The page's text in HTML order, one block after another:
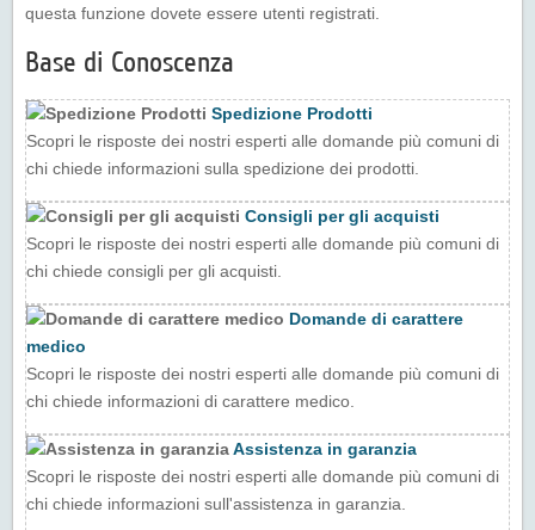
questa funzione dovete essere utenti registrati.
Base di Conoscenza
Spedizione Prodotti
Scopri le risposte dei nostri esperti alle domande più comuni di
chi chiede informazioni sulla spedizione dei prodotti.
Consigli per gli acquisti
Scopri le risposte dei nostri esperti alle domande più comuni di
chi chiede consigli per gli acquisti.
Domande di carattere
medico
Scopri le risposte dei nostri esperti alle domande più comuni di
chi chiede informazioni di carattere medico.
Assistenza in garanzia
Scopri le risposte dei nostri esperti alle domande più comuni di
chi chiede informazioni sull'assistenza in garanzia.